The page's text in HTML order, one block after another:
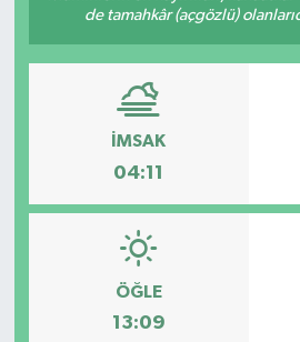
de tamahkâr (açgözlü)
İMSAK
04:11
ÖĞLE
13:09
Kültür - Sanat
Lider Haber TV Canlı Yayın